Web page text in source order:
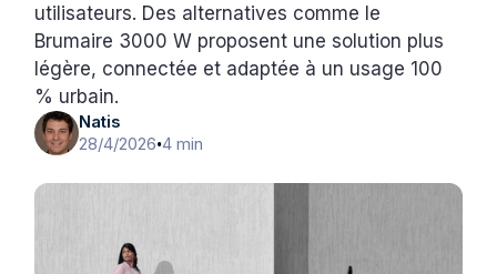
utilisateurs. Des alternatives comme le
Brumaire 3000 W proposent une solution plus
légère, connectée et adaptée à un usage 100
% urbain.
Natis
28/4/2026•4 min